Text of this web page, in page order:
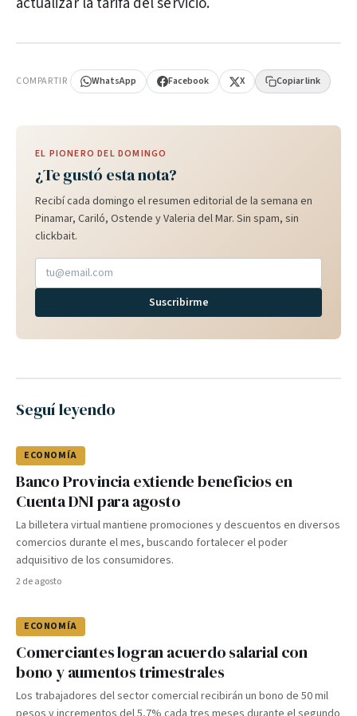
COMPARTIR WhatsApp Facebook X Copiar link
EL PIONERO DEL DOMINGO
¿Te gustó esta nota?
Recibí cada domingo el resumen editorial de la semana en
Pinamar, Cariló, Ostende y Valeria del Mar. Sin spam, sin
clickbait.
Suscribirme
Seguí leyendo
ECONOMÍA
Banco Provincia extiende beneficios en
Cuenta DNI para agosto
La billetera virtual mantiene promociones y descuentos en diversos
comercios durante el mes, buscando fortalecer el poder
adquisitivo de los consumidores.
2 de agosto
ECONOMÍA
Comerciantes logran acuerdo salarial con
bono y aumentos trimestrales
Los trabajadores del sector comercial recibirán un bono de 50 mil